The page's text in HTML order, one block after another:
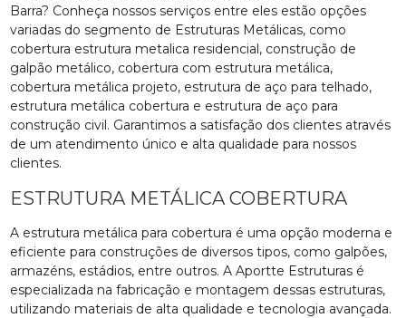
Barra? Conheça nossos serviços entre eles estão opções
variadas do segmento de Estruturas Metálicas, como
cobertura estrutura metalica residencial, construção de
galpão metálico, cobertura com estrutura metálica,
cobertura metálica projeto, estrutura de aço para telhado,
estrutura metálica cobertura e estrutura de aço para
construção civil. Garantimos a satisfação dos clientes através
de um atendimento único e alta qualidade para nossos
clientes.
ESTRUTURA METÁLICA COBERTURA
A estrutura metálica para cobertura é uma opção moderna e
eficiente para construções de diversos tipos, como galpões,
armazéns, estádios, entre outros. A Aportte Estruturas é
especializada na fabricação e montagem dessas estruturas,
utilizando materiais de alta qualidade e tecnologia avançada.